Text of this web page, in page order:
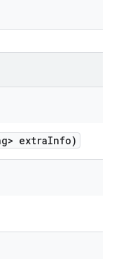
extraInfo)